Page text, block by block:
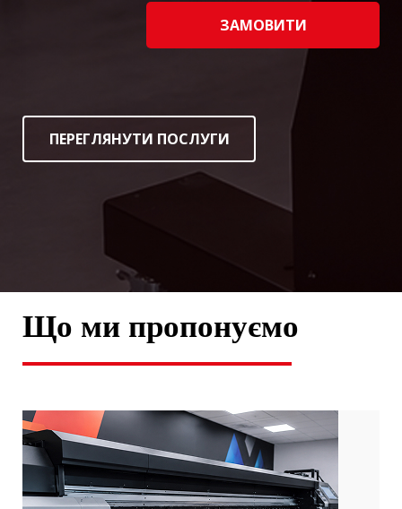
ЗАМОВИТИ
ПЕРЕГЛЯНУТИ ПОСЛУГИ
Що ми пропонуємо